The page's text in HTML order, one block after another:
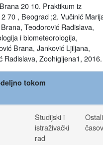
20 10. Praktikum iz
70 , Beograd ;2. Vučinić
Teodorović Radislava,
i biometeorologija,
Brana, Janković Ljiljana,
Radislava, Zoohigijena1, 2016.
tokom
Studijski i
istraživački
rad
Ostali